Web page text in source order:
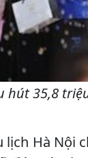
hút 35,8
lịch Hà Nội